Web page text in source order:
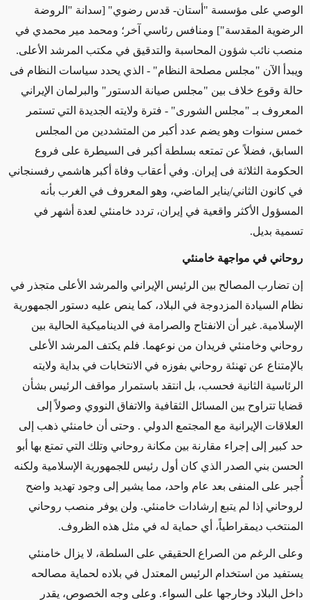
الوصي على مؤسسة "أستان- قدس رضوي" [سدانة "الروضة
الرضوية المقدسة"] ومنافس رئاسي آخر؛ ومحمد مير محمدي في
منصب نائب شؤون المحاسبة والتدقيق في مكتب المرشد الأعلى.
ويبدأ الآن "مجلس مصلحة النظام" - الذي يحدد سياسات النظام فى
حالة وقوع خلاف بين "مجلس صيانة الدستور" والبرلمان الإيراني
المعروف بـ "مجلس الشورى" - فترة ولايته الجديدة التي تستمر
خمس سنوات وهو يضم عدد أكبر من المتشددين من المجلس
السابق، فضلاً عن تمتعه بسلطة أكبر فى السيطرة على فروع
الحكومة الثلاثة فى إيران. وفي أعقاب وفاة أكبر هاشمي رفسنجاني
في كانون الثاني/يناير الماضي، وهو المعروف في الغرب بأنه
المسؤول الأكثر واقعية في إيران، تردد خامنئي لعدة أشهر في
تسمية بديل.
روحاني في مواجهة خامنئي
إن تضارب المصالح بين الرئيس الإيراني والمرشد الأعلى متجذر في
نظام السيادة المزدوجة في البلاد، كما ينص عليه دستور الجمهورية
الإسلامية. غير أن الانفتاح والصرامة في الديناميكية الحالية بين
روحاني وخامنئي فريدان من نوعهما. فلم يكتف المرشد الأعلى
بالإمتناع عن تهنئة روحاني بفوزه في الانتخابات في بداية ولايته
الرئاسية الثانية فحسب، بل انتقد باستمرار مواقف الرئيس بشأن
قضايا تتراوح بين المسائل الثقافية والاتفاق النووي وصولاً إلى
العلاقات الإيرانية مع المجتمع الدولي . وحتى أن خامنئي ذهب إلى
حد كبير إلى إجراء مقارنة بين مكانة روحاني وتلك التي تمتع بها أبو
الحسن بني الصدر الذي كان أول رئيس للجمهورية الإسلامية ولكنه
أُجبر على المنفى بعد عام واحد، مما يشير إلى وجود تهديد واضح
لروحاني إذا لم يتبع إرشادات خامنئي. ولن يوفر منصب روحاني
المنتخب ديمقراطياً، أي حماية له في مثل هذه الظروف.
وعلى الرغم من الصراع الحقيقي على السلطة، لا يزال خامنئي
يستفيد من استخدام الرئيس المعتدل في بلاده لحماية مصالحه
داخل البلاد وخارجها على السواء. وعلى وجه الخصوص، يقدر